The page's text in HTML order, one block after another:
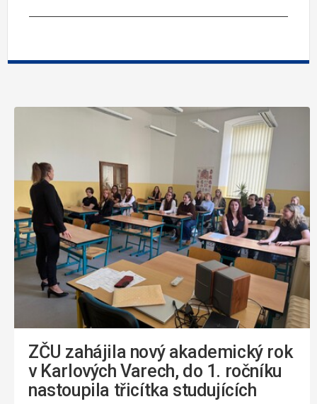
ZČU zahájila nový akademický rok
v Karlových Varech, do 1. ročníku
nastoupila třicítka studujících